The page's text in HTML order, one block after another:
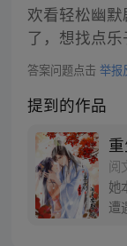
欢看轻松幽
了，想找点乐
答案问题点击 举报
提到的作品
阅
她
遭